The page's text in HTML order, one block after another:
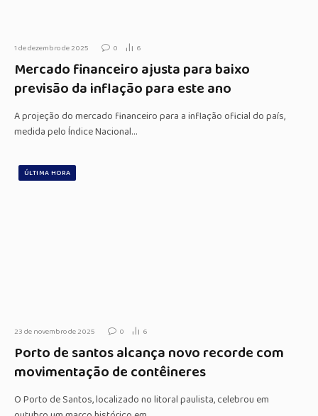
1 de dezembro de 2025 0 6
Mercado financeiro ajusta para baixo
previsão da inflação para este ano
A projeção do mercado financeiro para a inflação oficial do país,
medida pelo Índice Nacional…
ÚLTIMA HORA
23 de novembro de 2025 0 6
Porto de santos alcança novo recorde com
movimentação de contêineres
O Porto de Santos, localizado no litoral paulista, celebrou em